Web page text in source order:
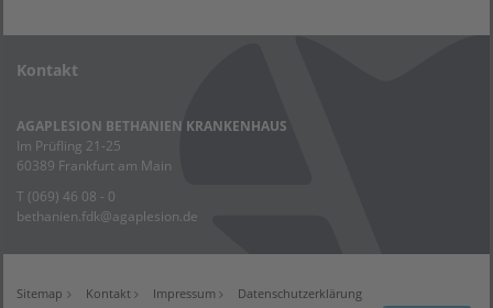
Kontakt
AGAPLESION BETHANIEN KRANKENHAUS
Im Prüfling 21-25
60389 Frankfurt am Main
T (069) 46 08 - 0
bethanien.fdk@agaplesion.de
Sitemap Kontakt Impressum
Datenschutzerklärung